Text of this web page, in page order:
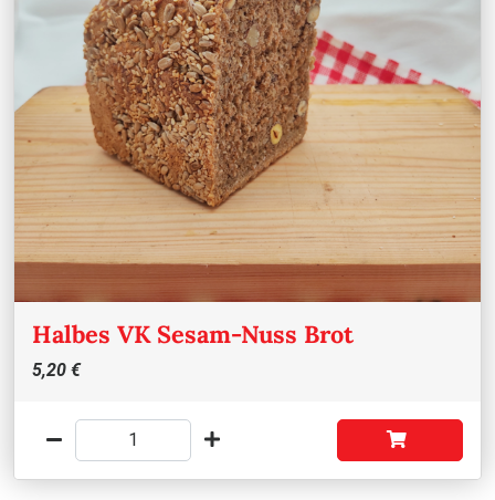
Halbes VK Sesam-Nuss Brot
5,20 €